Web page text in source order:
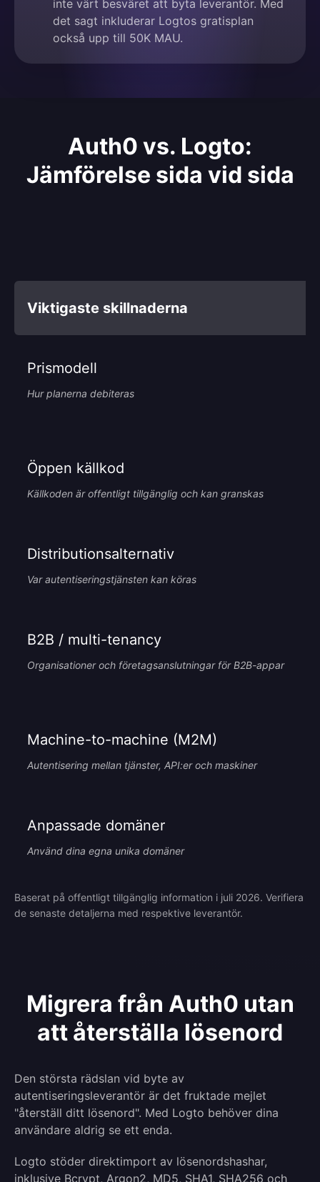
inte värt besväret att byta leverantör. Med
det sagt inkluderar Logtos gratisplan
också upp till 50K MAU.
Auth0 vs. Logto:
Jämförelse sida vid sida
Viktigaste skillnaderna
Prismodell
Hur planerna debiteras
Öppen källkod
Källkoden är offentligt tillgänglig och kan granskas
Distributionsalternativ
Var autentiseringstjänsten kan köras
B2B / multi-tenancy
Organisationer och företagsanslutningar för B2B-appar
Machine-to-machine (M2M)
Autentisering mellan tjänster, API:er och maskiner
Anpassade domäner
Använd dina egna unika domäner
Baserat på offentligt tillgänglig information i juli 2026. Verifiera
de senaste detaljerna med respektive leverantör.
Migrera från Auth0 utan
att återställa lösenord
Den största rädslan vid byte av
autentiseringsleverantör är det fruktade mejlet
"återställ ditt lösenord". Med Logto behöver dina
användare aldrig se ett enda.
Logto stöder direktimport av lösenordshashar,
inklusive Bcrypt, Argon2, MD5, SHA1, SHA256 och